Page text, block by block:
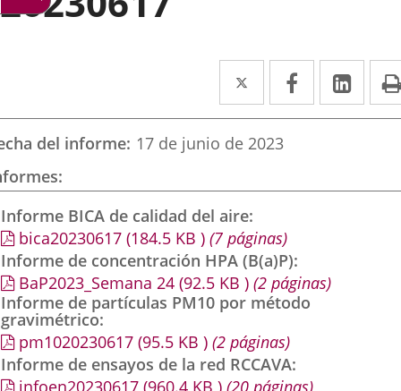
Twitter
Enlace
a
una
externa.
Facebook
Enlace
a
externa.
a
del informe 17 de junio de 2023
Informe BICA de calidad del aire
bica20230617 (184.5 KB ) (7 páginas)
Informe de concentración HPA (B(a)P)
BaP2023_Semana 24 (92.5 KB ) (2 páginas)
Informe de partículas PM10 por método
gravimétrico
pm1020230617 (95.5 KB ) (2 páginas)
Informe de ensayos de la red RCCAVA
infoen20230617 (960.4 KB ) (20 páginas)